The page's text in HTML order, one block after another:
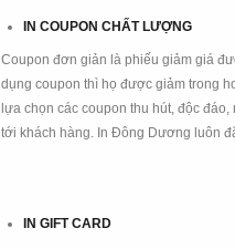
IN COUPON CHẤT LƯỢNG
Coupon đơn giản là phiếu giảm giá
dụng coupon thì họ được giảm ​trong
lựa chọn các coupon thu hút, độc
tới khách hàng. In Đông Dương luôn
IN GIFT CARD